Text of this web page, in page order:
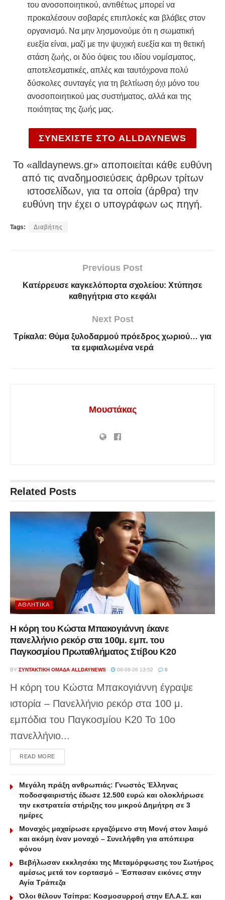
του ανοσοποιητικού, αντιθέτως μπορεί να
προκαλέσουν σοβαρές επιπλοκές και βλάβες στον
οργανισμό. Να μην λησμονούμε ότι η σωματική
ευεξία είναι, μαζί με την ψυχική ευεξία και τη θετική
στάση ζωής, οι δύο όψεις του ιδίου νομίσματος,
αποτελεσματικές, απλές και ταυτόχρονα πολύ
δύσκολες συνταγές για τη βελτίωση όχι μόνο του
ανοσοποιητικού μας συστήματος, αλλά και της
ποιότητας της ζωής μας.
ΣΥΝΕΧΙΣΤΕ ΣΤΟ ALLDAYNEWS
To «alldaynews.gr» αποποιείται κάθε ευθύνη
από τις αναδημοσιεύσεις άρθρων τρίτων
ιστοσελίδων, για τα οποία (άρθρα) την
ευθύνη την έχει ο υπογράφων ως πηγή.
Tags: Διαβήτης
Previous Post
Κατέρρευσε καγκελόπορτα σχολείου: Χτύπησε
καθηγήτρια στο κεφάλι
Next Post
Τρίκαλα: Θύμα ξυλοδαρμού πρόεδρος χωριού… για
τα εμφιαλωμένα νερά
Μουστάκας
Related Posts
ΑΘΛΗΤΙΚΆ
Η κόρη του Κώστα Μπακογιάννη έκανε
πανελλήνιο ρεκόρ στα 100μ. εμπ. του
Παγκοσμίου Πρωταθλήματος Στίβου Κ20
BY ΣΥΝΤΑΚΤΙΚΉ ΟΜΆΔΑ ALLDAYNEWS 08-08-26 13:52 0
Η κόρη του Κώστα Μπακογιάννη έγραψε
ιστορία – Πανελλήνιο ρεκόρ στα 100 μ.
εμπόδια του Παγκοσμίου Κ20 Το 10ο
πανελλήνιο...
READ MOREDETAILS
Μεγάλη πράξη ανθρωπιάς: Γνωστός Έλληνας
ποδοσφαιριστής έδωσε 12.500 ευρώ και ολοκλήρωσε
την εκστρατεία στήριξης του μικρού Δημήτρη σε 3
ημέρες
Μοναχός μαχαίρωσε εργαζόμενο στη Μονή στον λαιμό
και ακόμη έναν μοναχό – Συνελήφθη για απόπειρα
φόνου
Βεβήλωσαν εκκλησάκι της Μεταμόρφωσης του Σωτήρος
αμέσως μετά τον εορτασμό – Έσπασαν εικόνες στην
Αγία Τράπεζα
Όλοι θέλουν Τσίπρα: Κοσμοσυρροή στην ΕΛ.Α.Σ. και